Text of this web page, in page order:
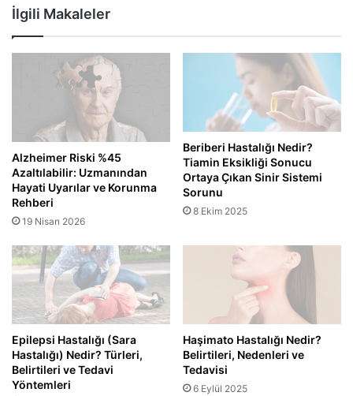
İlgili Makaleler
Alzheimer Riski %45
Azaltılabilir: Uzmanından
Hayati Uyarılar ve Korunma
Rehberi
19 Nisan 2026
Beriberi Hastalığı Nedir?
Tiamin Eksikliği Sonucu
Ortaya Çıkan Sinir Sistemi
Sorunu
8 Ekim 2025
Epilepsi Hastalığı (Sara
Hastalığı) Nedir? Türleri,
Belirtileri ve Tedavi
Yöntemleri
Haşimato Hastalığı Nedir?
Belirtileri, Nedenleri ve
Tedavisi
6 Eylül 2025